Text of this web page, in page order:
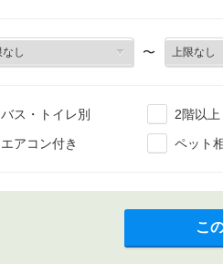
〜
バス・トイレ別
2階以上
エアコン付き
ペット
こ